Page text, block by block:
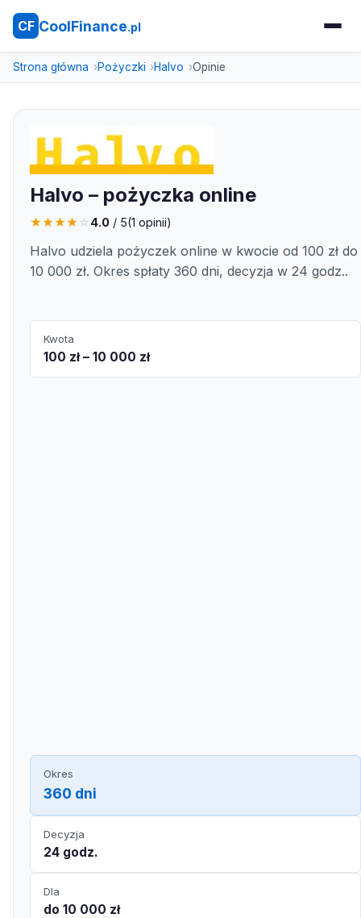
CF CoolFinance.pl
Strona główna Pożyczki Halvo Opinie
Halvo – pożyczka online
★★★★☆4.0 / 5(1 opinii)
Halvo udziela pożyczek online w kwocie od 100 zł do
10 000 zł. Okres spłaty 360 dni, decyzja w 24 godz..
Kwota
100 zł – 10 000 zł
Okres
360 dni
Decyzja
24 godz.
Dla
do 10 000 zł